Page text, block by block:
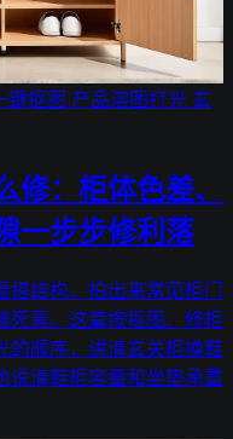
键抠图 产品溶图打光 玄
修：柜体色差、
一步步修利落
结构，拍出来常见柜门
死黑。这篇按抠图、修柜
的顺序，讲清玄关柜换鞋
说清鞋柜容量和坐垫承重